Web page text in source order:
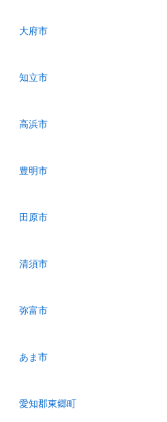
大府市
知立市
高浜市
豊明市
田原市
清須市
弥富市
あま市
愛知郡東郷町